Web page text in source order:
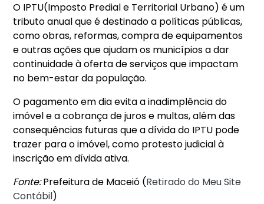
O IPTU(Imposto Predial e Territorial Urbano) é um
tributo anual que é destinado a políticas públicas,
como obras, reformas, compra de equipamentos
e outras ações que ajudam os municípios a dar
continuidade à oferta de serviços que impactam
no bem-estar da população.
O pagamento em dia evita a inadimplência do
imóvel e a cobrança de juros e multas, além das
consequências futuras que a dívida do IPTU pode
trazer para o imóvel, como protesto judicial à
inscrição em dívida ativa.
Fonte:Prefeitura de Maceió (Retirado do Meu Site
Contábil)